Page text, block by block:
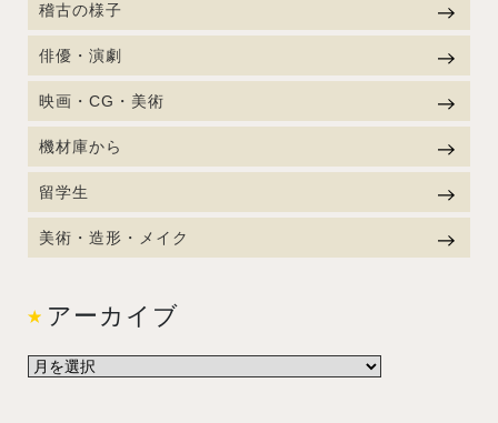
稽古の様子
俳優・演劇
映画・CG・美術
機材庫から
留学生
美術・造形・メイク
アーカイブ